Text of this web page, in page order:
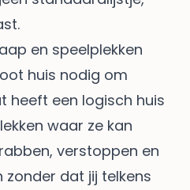
en speelplekken
huis nodig om
heeft een logisch huis
waar ze kan
verstoppen en
zonder dat jij telkens